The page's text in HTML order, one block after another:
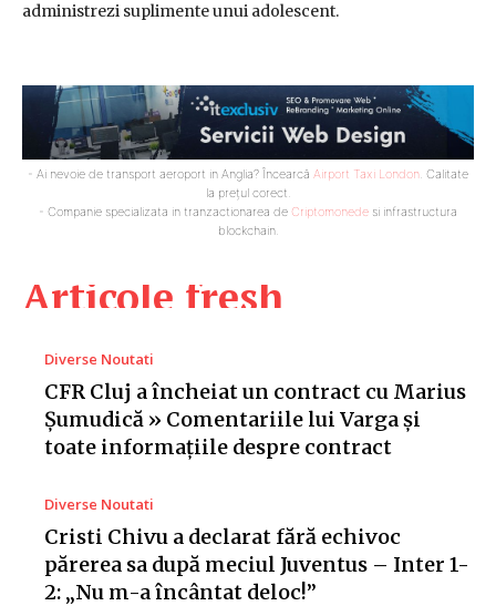
Articole fresh
Diverse Noutati
CFR Cluj a încheiat un contract cu Marius
Șumudică » Comentariile lui Varga și
toate informațiile despre contract
Diverse Noutati
Cristi Chivu a declarat fără echivoc
părerea sa după meciul Juventus – Inter 1-
2: „Nu m-a încântat deloc!”
administrezi suplimente unui adolescent.
- Ai nevoie de transport aeroport in Anglia? Încearcă Airport Taxi London. Calitate
la prețul corect.
- Companie specializata in tranzactionarea de Criptomonede si infrastructura
blockchain.